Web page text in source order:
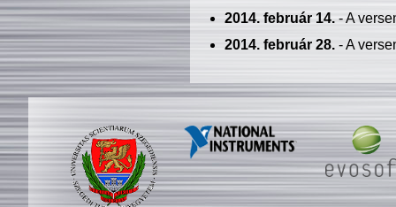
2014. február 14.- A
2014. február 28.- A